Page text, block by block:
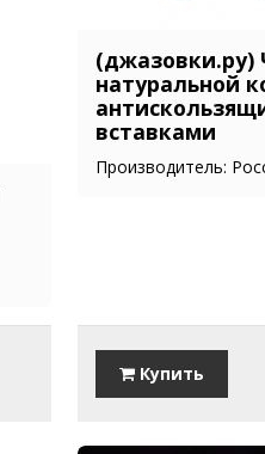
натуральной
вставками
Производитель:
Купить